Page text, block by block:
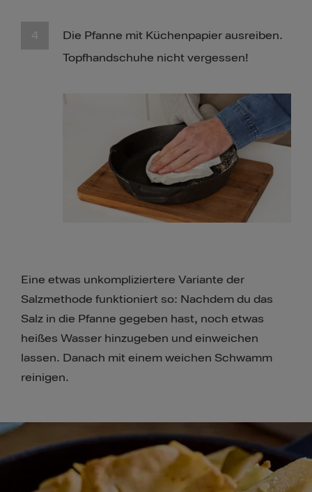
Die Pfanne mit Küchenpapier ausreiben.
Topfhandschuhe nicht vergessen!
Eine etwas unkompliziertere Variante der
Salzmethode funktioniert so: Nachdem du das
Salz in die Pfanne gegeben hast, noch etwas
heißes Wasser hinzugeben und einweichen
lassen. Danach mit einem weichen Schwamm
reinigen.